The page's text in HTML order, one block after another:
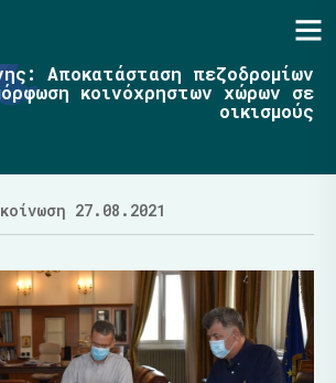
Αποκατάσταση πεζοδρομίων
κοινόχρηστων χώρων σε
οικισμούς
27.08.2021